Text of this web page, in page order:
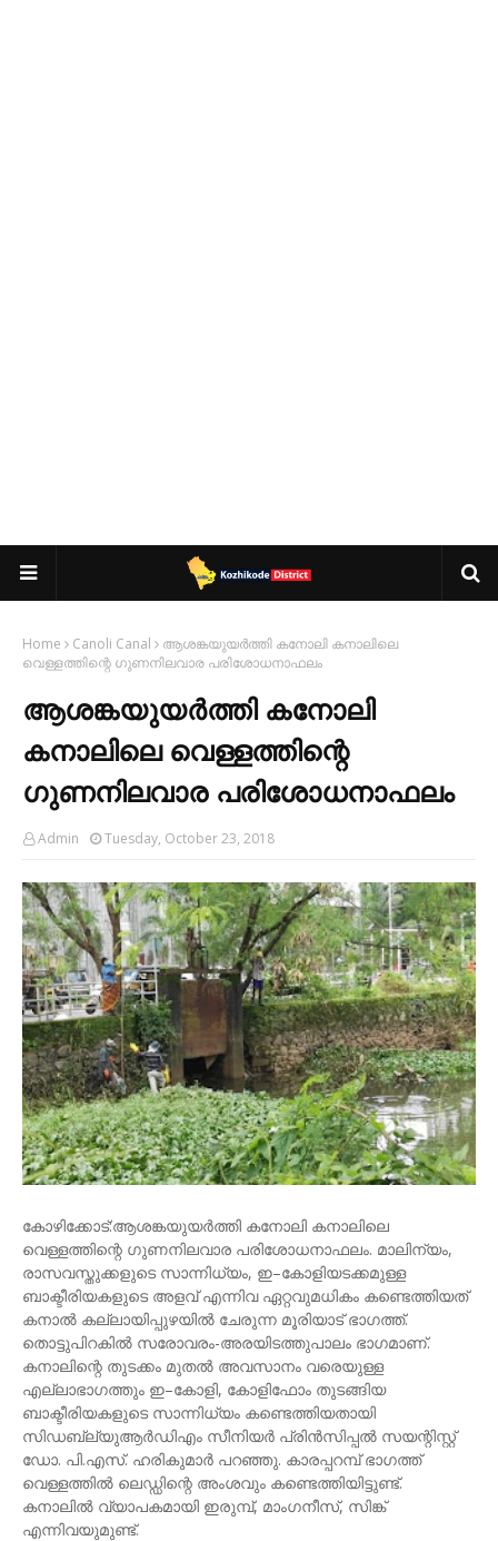
Home Canoli Canal
ആശങ്കയുയർത്തി കനോലി കനാലിലെ
വെള്ളത്തിന്റെ ഗുണനിലവാര പരിശോധനാഫലം
ആശങ്കയുയർത്തി കനോലി
കനാലിലെ വെള്ളത്തിന്റെ
ഗുണനിലവാര പരിശോധനാഫലം
Admin Tuesday, October 23, 2018
കോഴിക്കോട്:ആശങ്കയുയർത്തി കനോലി കനാലിലെ
വെള്ളത്തിന്റെ ഗുണനിലവാര പരിശോധനാഫലം. മാലിന്യം,
രാസവസ്തുക്കളുടെ സാന്നിധ്യം, ഇ–കോളിയടക്കമുള്ള
ബാക്ടീരിയകളുടെ അളവ് എന്നിവ ഏറ്റവുമധികം കണ്ടെത്തിയത്
കനാൽ കല്ലായിപ്പുഴയിൽ ചേരുന്ന മൂരിയാട് ഭാഗത്ത്.
തൊട്ടുപിറകിൽ സരോവരം-അരയിടത്തുപാലം ഭാഗമാണ്.
കനാലിന്റെ തുടക്കം മുതൽ അവസാനം വരെയുള്ള
എല്ലാഭാഗത്തും ഇ–കോളി, കോളിഫോം തുടങ്ങിയ
ബാക്ടീരിയകളുടെ സാന്നിധ്യം കണ്ടെത്തിയതായി
സിഡബ്ല്യുആർഡിഎം സീനിയർ പ്രിൻസിപ്പൽ സയന്റിസ്റ്റ്
ഡോ. പി.എസ്. ഹരികുമാർ പറഞ്ഞു. കാരപ്പറമ്പ് ഭാഗത്ത്
വെള്ളത്തിൽ ലെഡ്ഡിന്റെ അംശവും കണ്ടെത്തിയിട്ടുണ്ട്.
കനാലിൽ വ്യാപകമായി ഇരുമ്പ്, മാംഗനീസ്, സിങ്ക്
എന്നിവയുമുണ്ട്.